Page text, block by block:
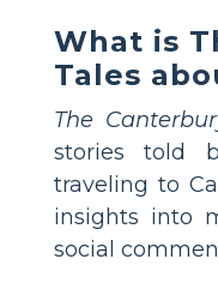
What is
Tales
The
stories told
traveling to
insights into
social